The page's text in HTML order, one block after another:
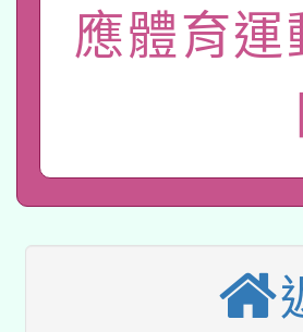
業技術研究
用水績優單
115年8月
桃園市孔
開 智慧啟航
本校115學
招甄選結果
招)
適應運動共
本館辦理
暨閱讀推動
科技賦能─
應體育